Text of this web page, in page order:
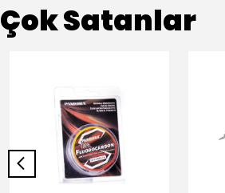
Çok Satanlar